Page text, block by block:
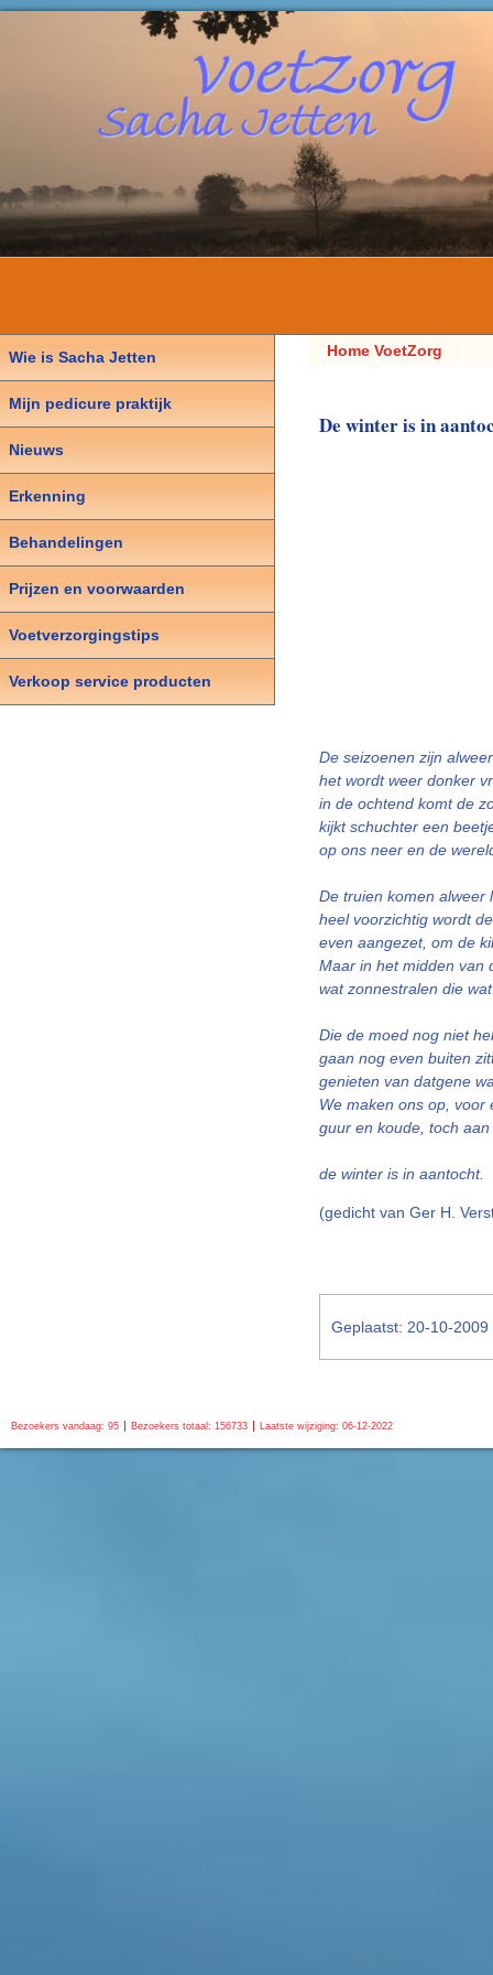
Home VoetZorg
Wie is Sacha Jetten
Mijn pedicure praktijk
Nieuws
Erkenning
Behandelingen
Prijzen en voorwaarden
Voetverzorgingstips
Verkoop service producten
De winter is in
De seizoenen zijn
het wordt weer donker
in de ochtend komt de
kijkt schuchter een
op ons neer en de
De truien komen alweer
heel voorzichtig wordt
even aangezet, om de
Maar in het midden van
wat zonnestralen die
Die de moed nog niet
gaan nog even buiten
genieten van datgene
We maken ons op, voor
guur en koude, toch
de winter is in aantocht.
(gedicht van Ger H.
Geplaatst: 20-10-
Bezoekers vandaag: 95 Bezoekers totaal: 156733 Laatste wijziging: 06-12-2022